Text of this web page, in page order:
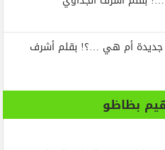
جديدة أم هي …؟! بقلم أشرف
بظاظو